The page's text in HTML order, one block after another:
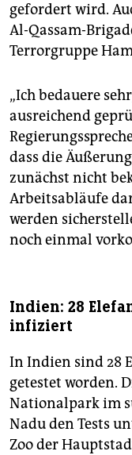
gefordert wird.
Al-Qassam-
Terrorgruppe
„Ich bedauere
ausreichend
dass die
zunächst nicht
Arbeitsabläufe
werden
noch einmal
Indien: 28
infiziert
In Indien sind 28
getestet worden.
Nationalpark im
Nadu den Tests
Zoo der